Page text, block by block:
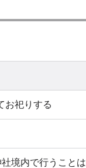
お祀りする
境内で行うことは